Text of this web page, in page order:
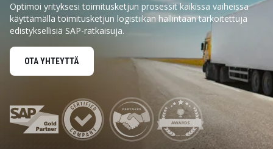
SAP EWM
Optimoi yrityksesi toimitusketjun prosessit kaikissa vaiheissa
käyttämällä toimitusketjun logistiikan hallintaan tarkoitettuja
edistyksellisiä SAP-ratkaisuja.
OTA YHTEYTTÄ